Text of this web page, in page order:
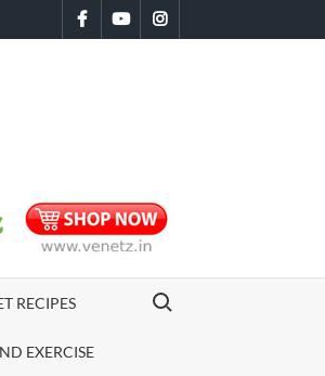
FacebookYoutubeInstagram
RECIPES
EXERCISE
Search for: